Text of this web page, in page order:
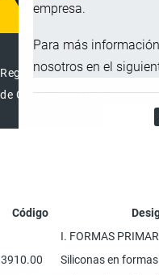
empresa.
Para más
nosotros en el
Registre su Empresa en el
de Comercio Exterior
Código
I. FORMAS
3910.00
Siliconas en